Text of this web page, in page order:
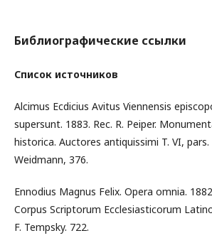
Библиографические ссылки
Список источников
Alcimus Ecdicius Avitus Viennensis
supersunt. 1883. Rec. R. Peiper.
historica. Auctores antiquissimi T. VI, pars.
Weidmann, 376.
Ennodius Magnus Felix. Opera omnia.
Corpus Scriptorum Ecclesiasticorum
F. Tempsky. 722.